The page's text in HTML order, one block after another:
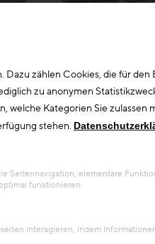
zählen Cookies, die für
zu anonymen
Kategorien Sie zulassen
stehen.
Seitennavigation, elementare
funktionieren.
interagieren, indem